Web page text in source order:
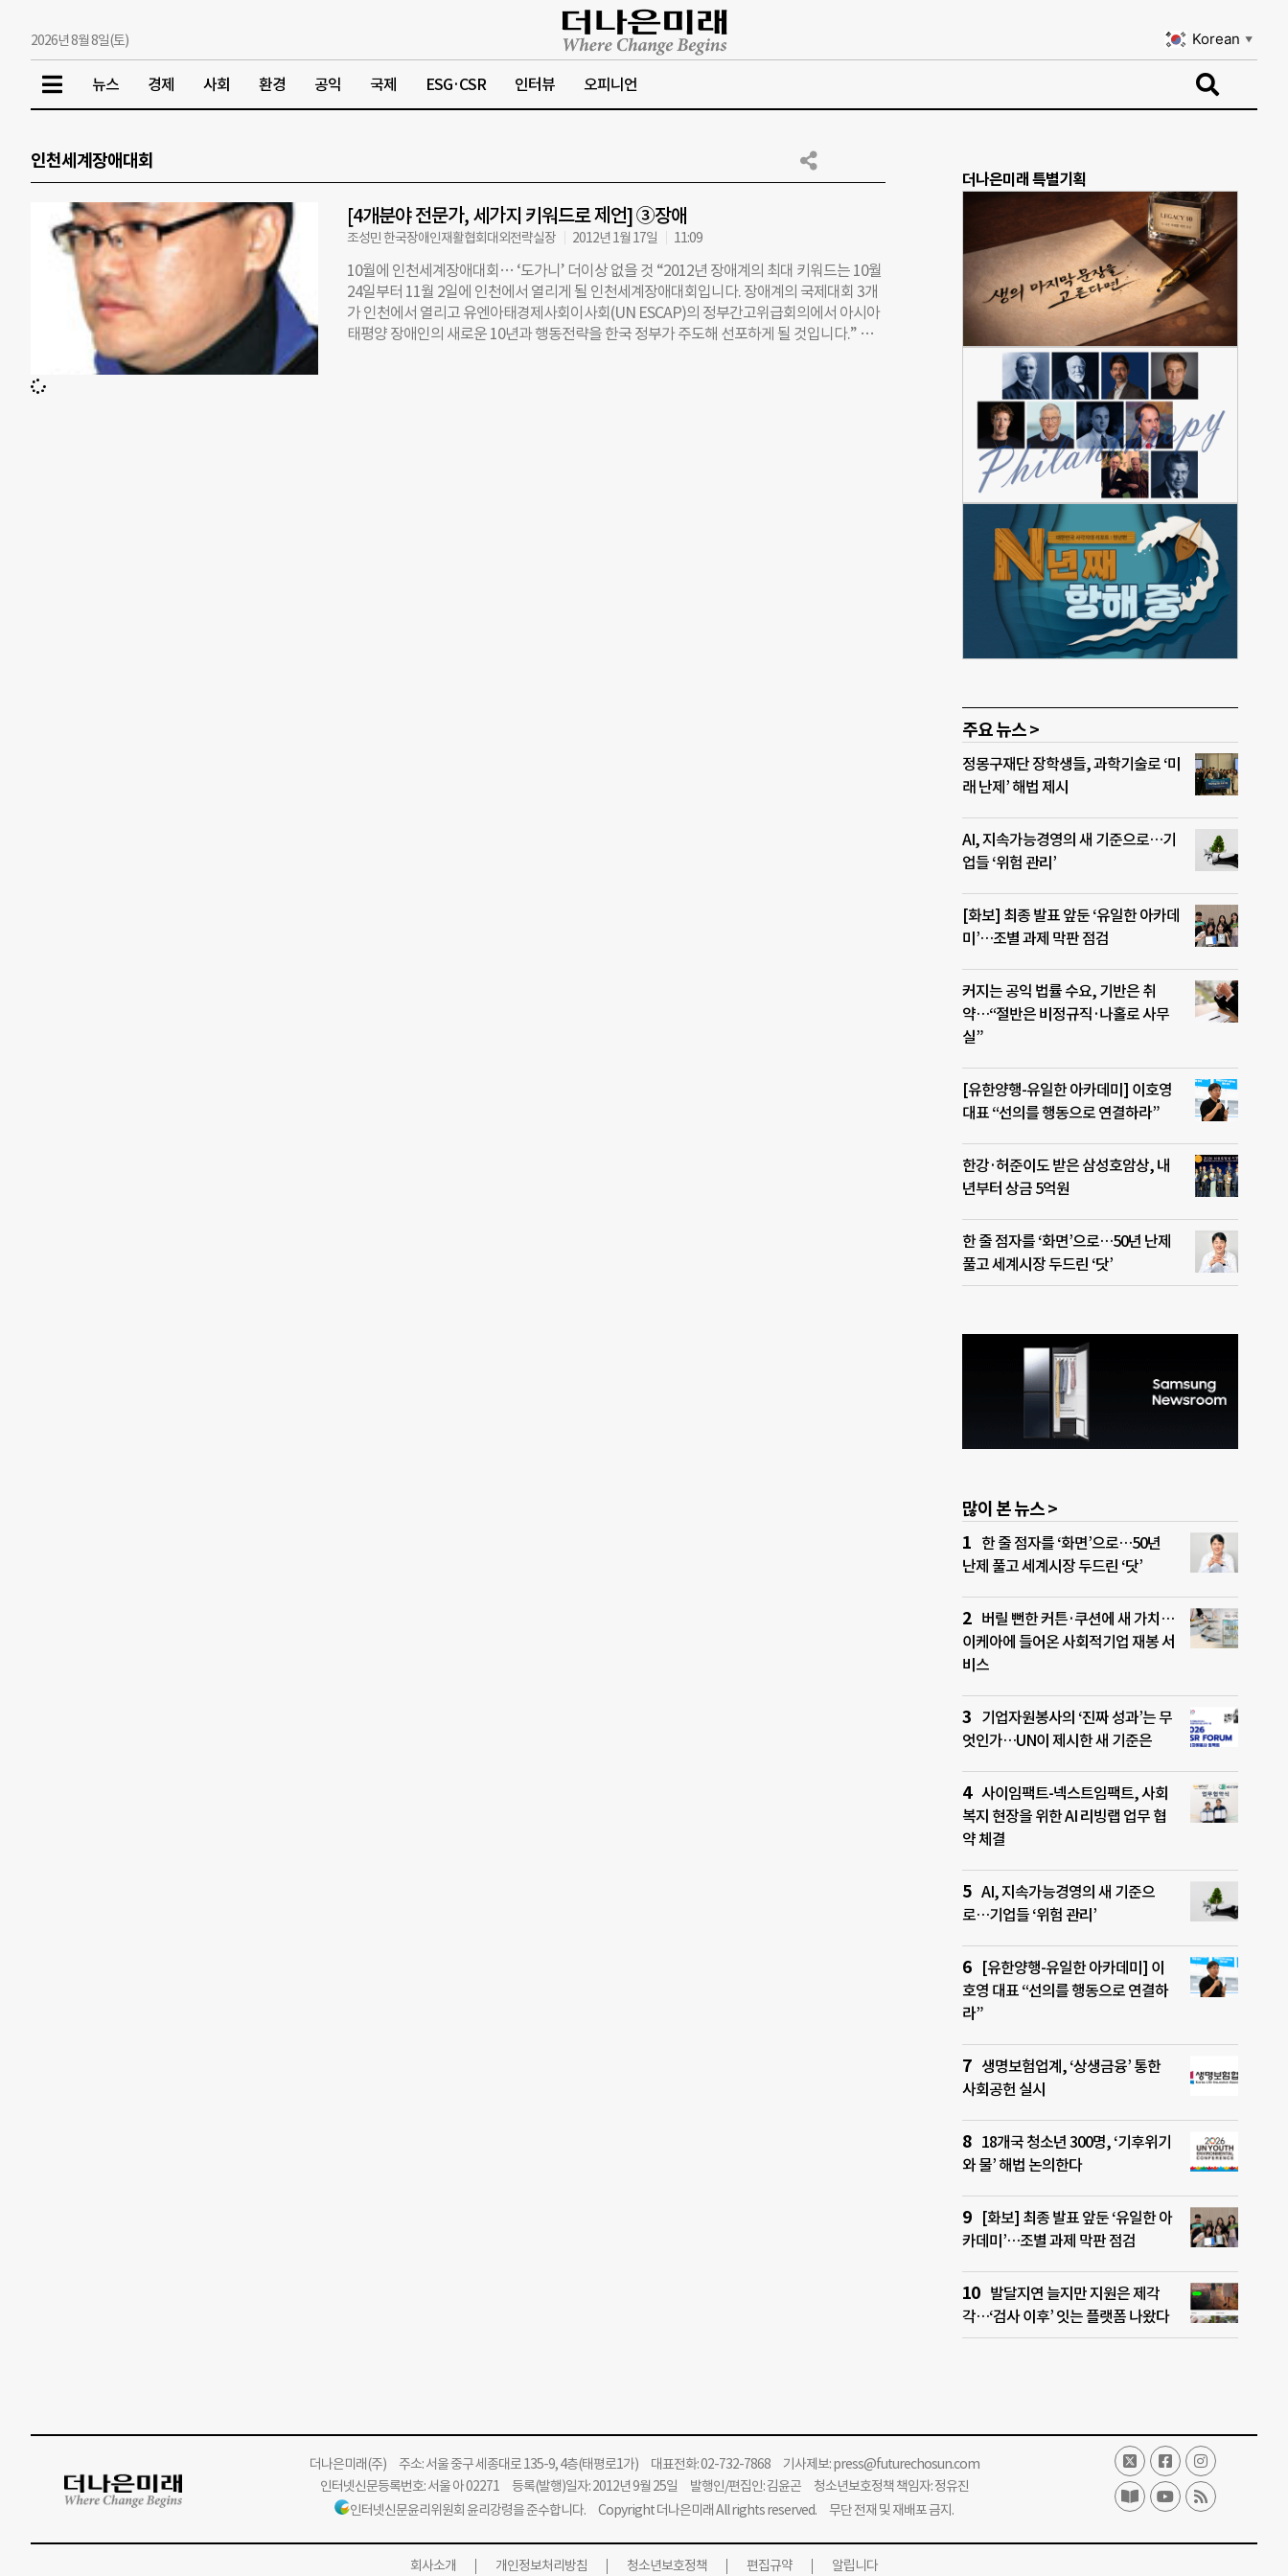
2026년 8월 8일(토) Korean ▼
뉴스 경제 사회 환경 공익 국제 ESG·CSR 인터뷰 오피니언
인천세계장애대회
[4개분야 전문가, 세가지 키워드로 제언] ③장애
조성민 한국장애인재활협회대외전략실장 2012년 1월 17일 11:09
10월에 인천세계장애대회… ‘도가니’ 더이상 없을 것 “2012년 장애계의 최대 키워드는 10월
24일부터 11월 2일에 인천에서 열리게 될 인천세계장애대회입니다. 장애계의 국제대회 3개
가 인천에서 열리고 유엔아태경제사회이사회(UN ESCAP)의 정부간고위급회의에서 아시아
태평양 장애인의 새로운 10년과 행동전략을 한국 정부가 주도해 선포하게 될 것입니다.” 한
더나은미래 특별기획
주요 뉴스 >
정몽구재단 장학생들, 과학기술로 ‘미
래 난제’ 해법 제시
AI, 지속가능경영의 새 기준으로…기
업들 ‘위험 관리’
[화보] 최종 발표 앞둔 ‘유일한 아카데
미’…조별 과제 막판 점검
커지는 공익 법률 수요, 기반은 취
약…“절반은 비정규직·나홀로 사무
실”
[유한양행-유일한 아카데미] 이호영
대표 “선의를 행동으로 연결하라”
한강·허준이도 받은 삼성호암상, 내
년부터 상금 5억원
한 줄 점자를 ‘화면’으로…50년 난제
풀고 세계시장 두드린 ‘닷’
많이 본 뉴스 >
한 줄 점자를 ‘화면’으로…50년
난제 풀고 세계시장 두드린 ‘닷’
버릴 뻔한 커튼·쿠션에 새 가치…
이케아에 들어온 사회적기업 재봉 서
비스
기업자원봉사의 ‘진짜 성과’는 무
엇인가…UN이 제시한 새 기준은
사이임팩트-넥스트임팩트, 사회
복지 현장을 위한 AI 리빙랩 업무 협
약 체결
AI, 지속가능경영의 새 기준으
로…기업들 ‘위험 관리’
[유한양행-유일한 아카데미] 이
호영 대표 “선의를 행동으로 연결하
라”
생명보험업계, ‘상생금융’ 통한
사회공헌 실시
18개국 청소년 300명, ‘기후위기
와 물’ 해법 논의한다
[화보] 최종 발표 앞둔 ‘유일한 아
카데미’…조별 과제 막판 점검
발달지연 늘지만 지원은 제각
각…‘검사 이후’ 잇는 플랫폼 나왔다
더나은미래(주)주소: 서울 중구 세종대로 135-9, 4층(태평로1가) 대표전화: 02-732-7868 기사제보:press@futurechosun.com
인터넷신문등록번호: 서울 아 02271 등록(발행)일자: 2012년 9월 25일 발행인/편집인: 김윤곤 청소년보호정책 책임자: 정유진
인터넷신문윤리위원회 윤리강령을 준수합니다. Copyright 더나은미래 All rights reserved. 무단 전재 및 재배포 금지.
회사소개 개인정보처리방침 청소년보호정책 편집규약 알립니다